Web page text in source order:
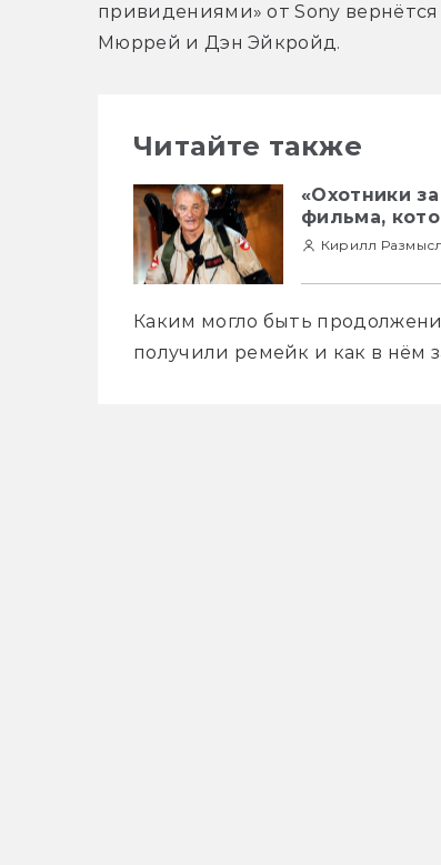
привидениями» от Sony
Мюррей и Дэн Эйкройд.
Читайте также
«Охотники
фильма,
Кирилл
Каким могло быть
получили ремейк и как в нём